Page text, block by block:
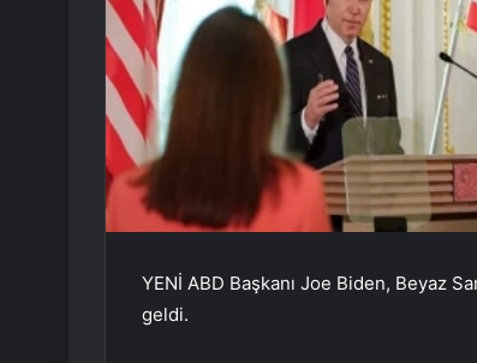
YENİ ABD Başkanı Joe Biden, Beyaz
geldi.